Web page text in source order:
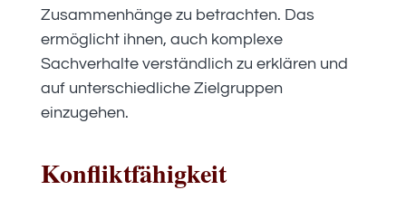
Zusammenhänge zu betrachten. Das
ermöglicht ihnen, auch komplexe
Sachverhalte verständlich zu erklären und
auf unterschiedliche Zielgruppen
einzugehen.
Konfliktfähigkeit